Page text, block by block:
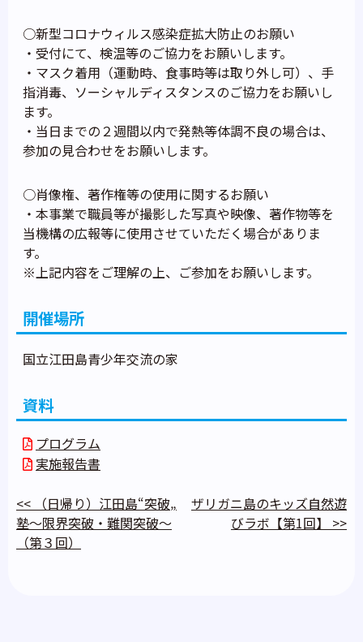
○新型コロナウィルス感染症拡大防止のお願い
・受付にて、検温等のご協力をお願いします。
・マスク着用（運動時、食事時等は取り外し可）、手
指消毒、ソーシャルディスタンスのご協力をお願いし
ます。
・当日までの２週間以内で発熱等体調不良の場合は、
参加の見合わせをお願いします。
○肖像権、著作権等の使用に関するお願い
・本事業で職員等が撮影した写真や映像、著作物等を
当機構の広報等に使用させていただく場合がありま
す。
※上記内容をご理解の上、ご参加をお願いします。
開催場所
国立江田島青少年交流の家
資料
プログラム
実施報告書
<<
（日帰り）江田島“突破„
塾～限界突破・難関突破～
（第３回）
ザリガニ島のキッズ自然遊
びラボ【第1回】
>>